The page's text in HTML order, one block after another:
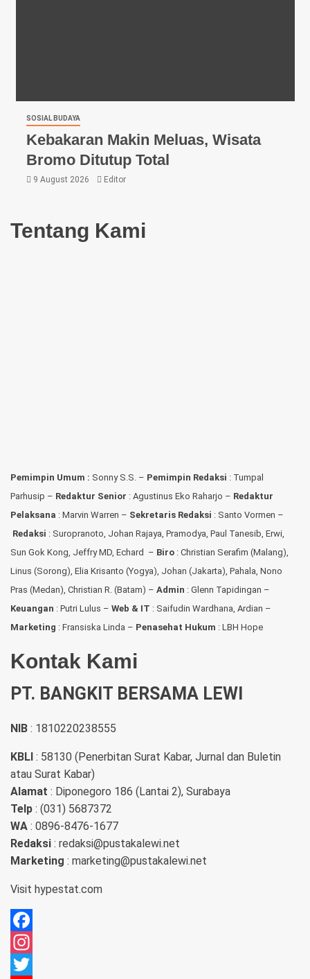
SOSIAL BUDAYA
Kebakaran Makin Meluas, Wisata
Bromo Ditutup Total
9 August 2026 Editor
Tentang Kami
Pemimpin Umum : Sonny S.S. – Pemimpin Redaksi : Tumpal
Parhusip – Redaktur Senior : Agustinus Eko Raharjo – Redaktur
Pelaksana : Marvin Warren – Sekretaris Redaksi : Santo Vormen –
Redaksi : Suropranoto, Johan Rajaya, Pramodya, Paul Tanesib, Erwi,
Sun Gok Kong, Jeffry MD, Echard – Biro : Christian Serafim (Malang),
Linus (Sorong), Elia Krisanto (Yogya), Johan (Jakarta), Pahala, Nono
Pras (Medan), Christian R. (Batam) – Admin : Glenn Tapidingan –
Keuangan : Putri Lulus – Web & IT : Saifudin Wardhana, Ardian –
Marketing : Fransiska Linda – Penasehat Hukum : LBH Hope
Kontak Kami
PT. BANGKIT BERSAMA LEWI
NIB : 1810220238555
KBLI : 58130 (Penerbitan Surat Kabar, Jurnal dan Buletin
atau Surat Kabar)
Alamat : Diponegoro 186 (Lantai 2), Surabaya
Telp : (031) 5687372
WA : 0896-8476-1677
Redaksi : redaksi@pustakalewi.net
Marketing : marketing@pustakalewi.net
Visit hypestat.com
Facebook
Instagram